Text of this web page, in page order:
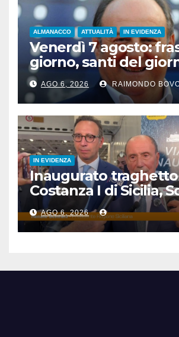
ALMANACCO ATTUALITÀ IN EVIDENZA
Venerdì 7 agosto:
giorno, santi del
famosi, accadde oggi
AGO 6, 2026 RAIMONDO
IN EVIDENZA
Inaugurato traghetto
Costanza I di Sicilia,
“Mantenuto impegni
AGO 6, 2026